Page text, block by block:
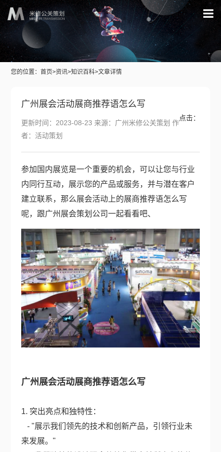
您的位置：首页>资讯>知识百科>文章详情
广州展会活动展商推荐语怎么写
点击：
更新时间：2023-08-23 来源：广州米修公关策划 作
者：活动策划
参加国内展览是一个重要的机会，可以让您与行业
内同行互动，展示您的产品或服务，并与潜在客户
建立联系，那么展会活动上的展商推荐语怎么写
呢，跟广州展会策划公司一起看看吧、
广州展会活动展商推荐语怎么写
1. 突出亮点和独特性：
- "展示我们领先的技术和创新产品，引领行业未
来发展。"